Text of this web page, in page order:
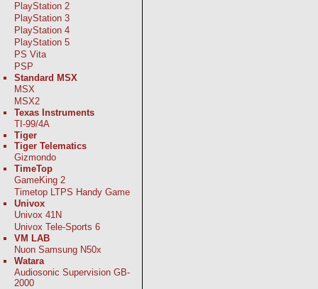
PlayStation 2
PlayStation 3
PlayStation 4
PlayStation 5
PS Vita
PSP
Standard MSX
MSX
MSX2
Texas Instruments
TI-99/4A
Tiger
Tiger Telematics
Gizmondo
TimeTop
GameKing 2
Timetop LTPS Handy Game
Univox
Univox 41N
Univox Tele-Sports 6
VM LAB
Nuon Samsung N50x
Watara
Audiosonic Supervision GB-
2000